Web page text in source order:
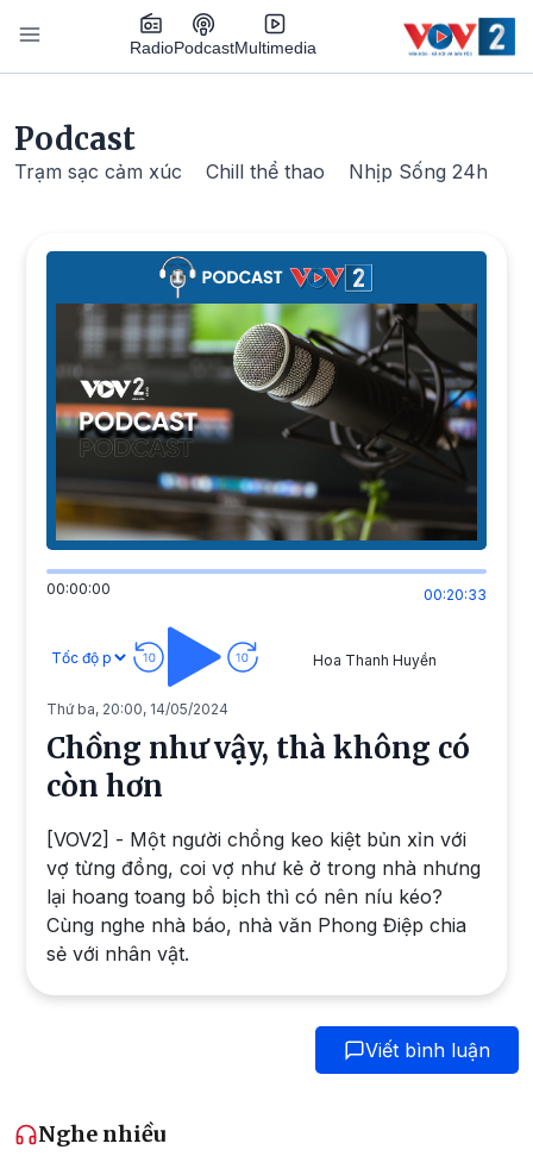
Nhảy đến nội dung
RadioPodcastMultimedia
Podcast
Trạm sạc cảm xúc Chill thể thao Nhịp Sống 24h
00:00:00 00:20:33
Hoa Thanh Huyền
Thứ ba, 20:00, 14/05/2024
Chồng như vậy, thà không có
còn hơn
[VOV2] - Một người chồng keo kiệt bủn xỉn với
vợ từng đồng, coi vợ như kẻ ở trong nhà nhưng
lại hoang toang bồ bịch thì có nên níu kéo?
Cùng nghe nhà báo, nhà văn Phong Điệp chia
sẻ với nhân vật.
Viết bình luận
Nghe nhiều